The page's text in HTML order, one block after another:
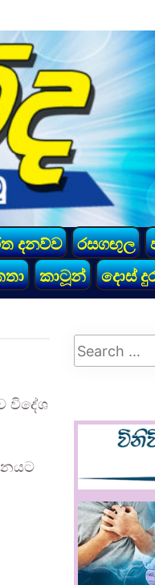
දනව්ව රසගඟුල
කාටූන් දොස්
විදේශ